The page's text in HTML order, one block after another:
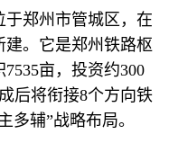
郑州市管城区，在
。它是郑州铁路枢
亩，投资约300
后将衔接8个方向铁
多辅”战略布局。